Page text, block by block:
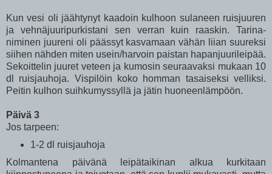
Kun vesi oli jäähtynyt kaadoin kulhoon sulaneen ruisjuuren
ja vehnäjuuripurkistani sen verran kuin raaskin. Tarina-
niminen juureni oli päässyt kasvamaan vähän liian suureksi
siihen nähden miten usein/harvoin paistan hapanjuurileipää.
Sekoittelin juuret veteen ja kumosin seuraavaksi mukaan 10
dl ruisjauhoja. Vispilöin koko homman tasaiseksi velliksi.
Peitin kulhon suihkumyssyllä ja jätin huoneenlämpöön.
Päivä 3
Jos tarpeen:
1-2 dl ruisjauhoja
Kolmantena päivänä leipätaikinan alkua kurkitaan